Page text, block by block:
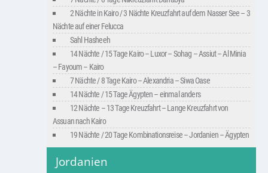
2 Nächte in Kairo / 3 Nächte Kreuzfahrt auf dem Nasser See – 3
Nächte auf einer Felucca
Sahl Hasheeh
14 Nächte / 15 Tage Kairo – Luxor – Sohag – Assiut – Al Minia
– Fayoum – Kairo
7 Nächte / 8 Tage Kairo – Alexandria – Siwa Oase
14 Nächte / 15 Tage Ägypten – einmal anders
12 Nächte – 13 Tage Kreuzfahrt – Lange Kreuzfahrt von
Assuan nach Kairo
19 Nächte / 20 Tage Kombinationsreise – Jordanien – Ägypten
Jordanien